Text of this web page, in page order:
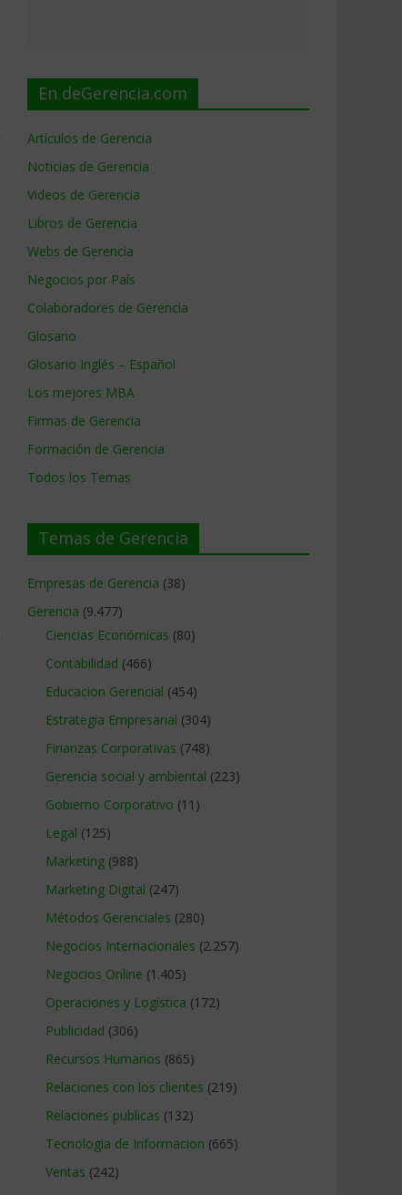
En deGerencia.com
Artículos de Gerencia
Noticias de Gerencia
Videos de Gerencia
Libros de Gerencia
Webs de Gerencia
Negocios por País
Colaboradores de Gerencia
Glosario
Glosario Inglés – Español
Los mejores MBA
Firmas de Gerencia
Formación de Gerencia
Todos los Temas
Temas de Gerencia
Empresas de Gerencia (38)
Gerencia (9.477)
Ciencias Económicas (80)
Contabilidad (466)
Educacion Gerencial (454)
Estrategia Empresarial (304)
Finanzas Corporativas (748)
Gerencia social y ambiental (223)
Gobierno Corporativo (11)
Legal (125)
Marketing (988)
Marketing Digital (247)
Métodos Gerenciales (280)
Negocios Internacionales (2.257)
Negocios Online (1.405)
Operaciones y Logística (172)
Publicidad (306)
Recursos Humanos (865)
Relaciones con los clientes (219)
Relaciones publicas (132)
Tecnologia de Informacion (665)
Ventas (242)